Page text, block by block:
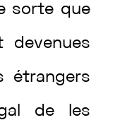
sorte que
devenues
étrangers
de les